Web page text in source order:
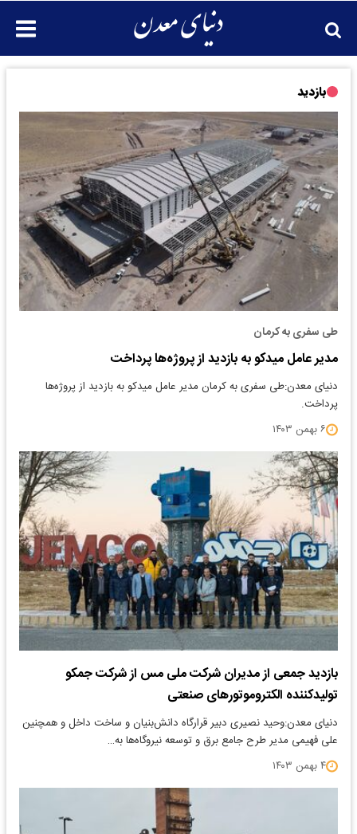
بازدید
طی سفری به کرمان
مدیر عامل میدکو به بازدید از پروژه‌ها پرداخت
دنیای معدن:طی سفری به کرمان مدیر عامل میدکو به بازدید از پروژه‌ها
پرداخت.
۶ بهمن ۱۴۰۳
بازدید جمعی از مدیران شرکت ملی مس از شرکت جمکو
تولیدکننده الکتروموتورهای صنعتی
دنیای معدن:وحید نصیری دبیر قرارگاه دانش‌بنیان و ساخت داخل و همچنین
علی فهیمی مدیر طرح جامع برق و توسعه نیروگاه‌ها به…
۴ بهمن ۱۴۰۳